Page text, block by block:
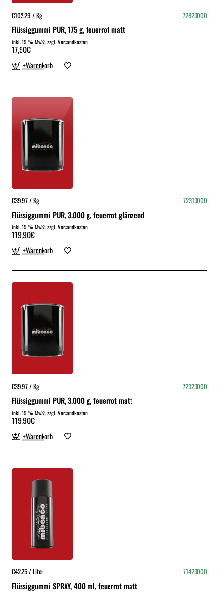
€102.29 / Kg 72823000
Flüssiggummi PUR, 175 g, feuerrot matt
inkl. 19 % MwSt. zzgl. Versandkosten
17,90€
+Warenkorb
€39.97 / Kg 72313000
Flüssiggummi PUR, 3.000 g, feuerrot glänzend
inkl. 19 % MwSt. zzgl. Versandkosten
119,90€
+Warenkorb
€39.97 / Kg 72323000
Flüssiggummi PUR, 3.000 g, feuerrot matt
inkl. 19 % MwSt. zzgl. Versandkosten
119,90€
+Warenkorb
€42.25 / Liter 71423000
Flüssiggummi SPRAY, 400 ml, feuerrot matt